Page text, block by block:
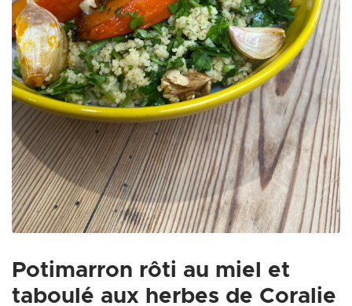
Potimarron rôti au miel et
taboulé aux herbes de Coralie